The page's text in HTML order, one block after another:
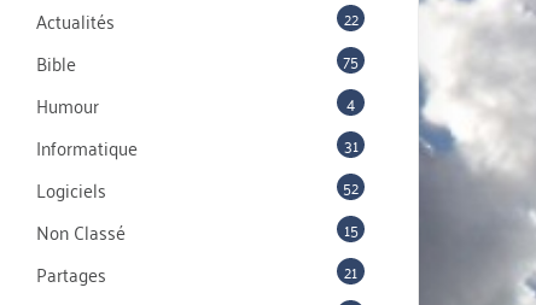
Actualités 22
Bible 75
Humour 4
Informatique 31
Logiciels 52
Non Classé 15
Partages 21